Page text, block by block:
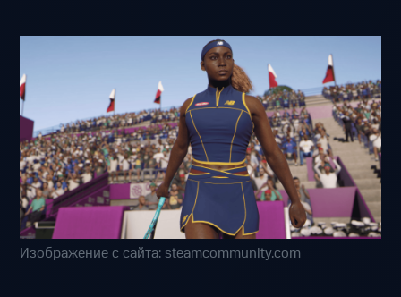
Изображение с сайта: steamcommunity.com